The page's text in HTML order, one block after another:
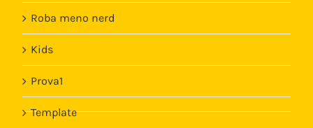
Roba meno nerd
Kids
Prova1
Template